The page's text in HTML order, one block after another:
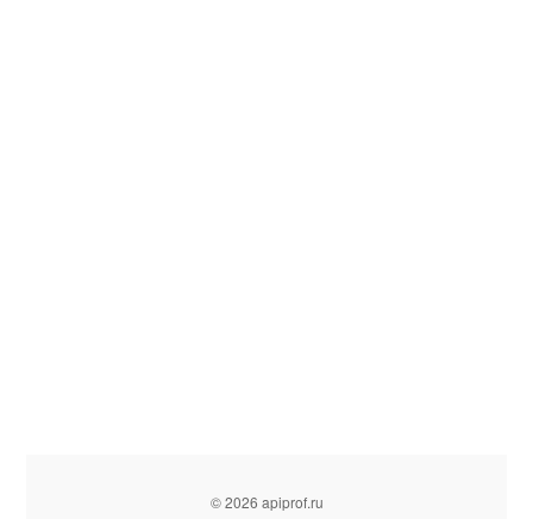
© 2026 apiprof.ru